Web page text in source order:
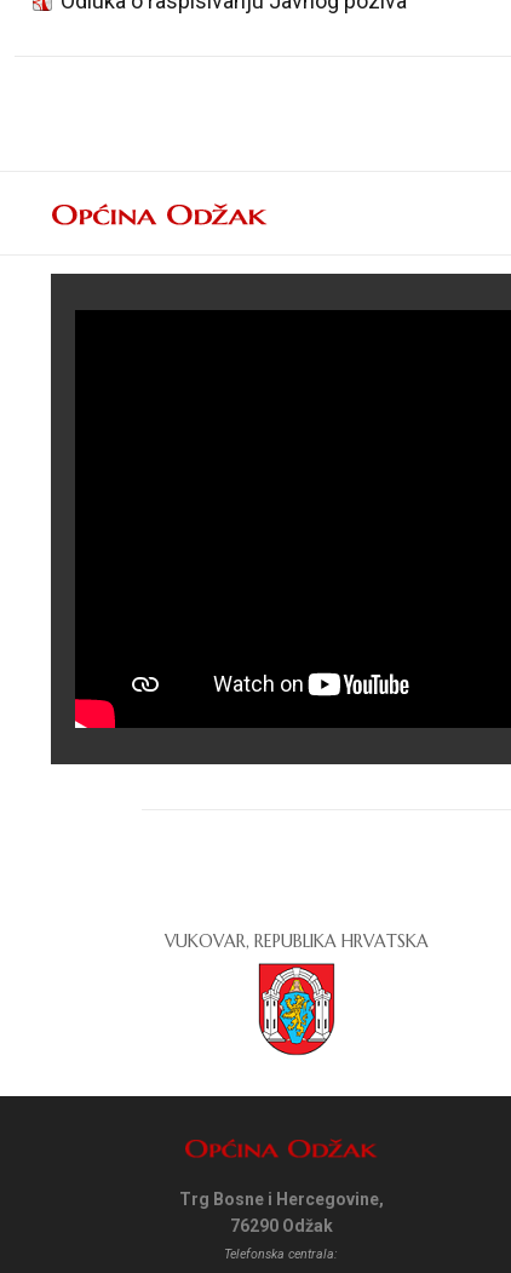
VUKOVAR, REPUBLIKA HRVATSKA
Trg Bosne i Hercegovine,
76290 Odžak
Telefonska centrala: